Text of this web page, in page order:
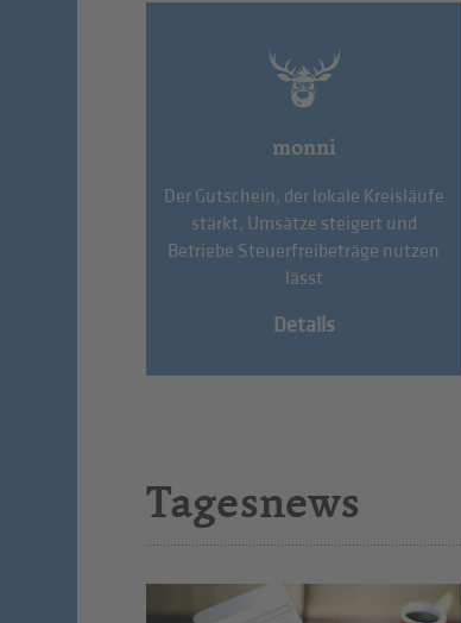
monni
Der Gutschein, der lokale Kreisläufe
stärkt, Umsätze steigert und
Betriebe Steuerfreibeträge nutzen
lässt
Details
Tagesnews